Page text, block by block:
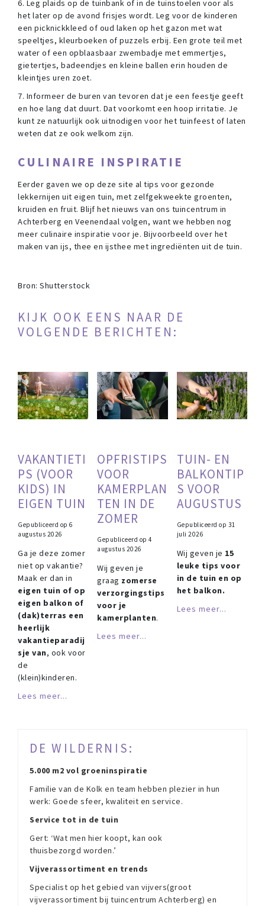
6. Leg plaids op de tuinbank of in de tuinstoelen voor als
het later op de avond frisjes wordt. Leg voor de kinderen
een picknickkleed of oud laken op het gazon met wat
speeltjes, kleurboeken of puzzels erbij. Een grote teil met
water of een opblaasbaar zwembadje met emmertjes,
gietertjes, badeendjes en kleine ballen erin houden de
kleintjes uren zoet.
7. Informeer de buren van tevoren dat je een feestje geeft
en hoe lang dat duurt. Dat voorkomt een hoop irritatie. Je
kunt ze natuurlijk ook uitnodigen voor het tuinfeest of laten
weten dat ze ook welkom zijn.
CULINAIRE INSPIRATIE
Eerder gaven we op deze site al tips voor gezonde
lekkernijen uit eigen tuin, met zelfgekweekte groenten,
kruiden en fruit. Blijf het nieuws van ons tuincentrum in
Achterberg en Veenendaal volgen, want we hebben nog
meer culinaire inspiratie voor je. Bijvoorbeeld over het
maken van ijs, thee en ijsthee met ingrediënten uit de tuin.
Bron: Shutterstock
KIJK OOK EENS NAAR DE
VOLGENDE BERICHTEN:
VAKANTIETI
PS (VOOR
KIDS) IN
EIGEN TUIN
Gepubliceerd op 6
augustus 2026
Ga je deze zomer
niet op vakantie?
Maak er dan in
eigen tuin of op
eigen balkon of
(dak)terras een
heerlijk
vakantieparadij
sje van, ook voor
de
(klein)kinderen.
Lees meer...
OPFRISTIPS
VOOR
KAMERPLAN
TEN IN DE
ZOMER
Gepubliceerd op4
augustus 2026
Wij geven je
graag zomerse
verzorgingstips
voor je
kamerplanten.
Lees meer...
TUIN- EN
BALKONTIP
S VOOR
AUGUSTUS
Gepubliceerd op 31
juli 2026
Wij geven je 15
leuke tips voor
in de tuin en op
het balkon.
Lees meer...
DE WILDERNIS:
5.000 m2 vol groeninspiratie
Familie van de Kolk en team hebben plezier in hun
werk: Goede sfeer, kwaliteit en service.
Service tot in de tuin
Gert: ‘Wat men hier koopt, kan ook
thuisbezorgd worden.’
Vijverassortiment en trends
Specialist op het gebied van vijvers(groot
vijverassortiment bij tuincentrum Achterberg) en